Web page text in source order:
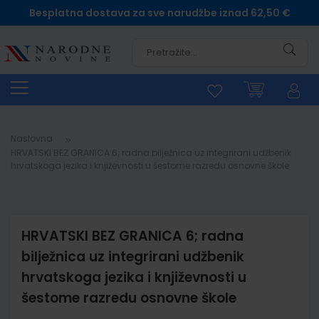
Besplatna dostava za sve narudžbe iznad 62,50 €
Naslovna
HRVATSKI BEZ GRANICA 6; radna
bilježnica uz integrirani udžbenik
hrvatskoga jezika i književnosti u
šestome razredu osnovne škole